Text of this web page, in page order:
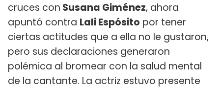
cruces con Susana Giménez, ahora
apuntó contra Lali Espósito por tener
ciertas actitudes que a ella no le gustaron,
pero sus declaraciones generaron
polémica al bromear con la salud mental
de la cantante. La actriz estuvo presente